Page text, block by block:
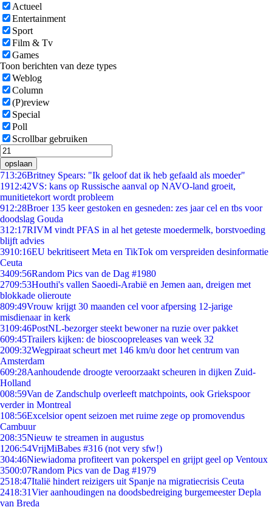
Actueel
Entertainment
Sport
Film & Tv
Games
Toon berichten van deze types
Weblog
Column
(P)review
Special
Poll
Scrollbar gebruiken
opslaan
713:26Britney Spears: "Ik geloof dat ik heb gefaald als moeder"
1912:42VS: kans op Russische aanval op NAVO-land groeit,
munitietekort wordt probleem
912:28Broer 135 keer gestoken en gesneden: zes jaar cel en tbs voor
doodslag Gouda
312:17RIVM vindt PFAS in al het geteste moedermelk, borstvoeding
blijft advies
3910:16EU bekritiseert Meta en TikTok om verspreiden desinformatie
Ceuta
3409:56Random Pics van de Dag #1980
2709:53Houthi's vallen Saoedi-Arabië en Jemen aan, dreigen met
blokkade olieroute
809:49Vrouw krijgt 30 maanden cel voor afpersing 12-jarige
misdienaar in kerk
3109:46PostNL-bezorger steekt bewoner na ruzie over pakket
609:45Trailers kijken: de bioscoopreleases van week 32
2009:32Wegpiraat scheurt met 146 km/u door het centrum van
Amsterdam
609:28Aanhoudende droogte veroorzaakt scheuren in dijken Zuid-
Holland
008:59Van de Zandschulp overleeft matchpoints, ook Griekspoor
verder in Montreal
108:56Excelsior opent seizoen met ruime zege op promovendus
Cambuur
208:35Nieuw te streamen in augustus
1206:54VrijMiBabes #316 (not very sfw!)
304:46Niewiadoma profiteert van pokerspel en grijpt geel op Ventoux
3500:07Random Pics van de Dag #1979
2518:47Italië hindert reizigers uit Spanje na migratiecrisis Ceuta
2418:31Vier aanhoudingen na doodsbedreiging burgemeester Depla
van Breda